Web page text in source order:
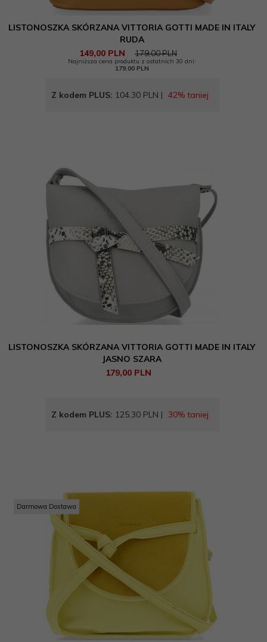
LISTONOSZKA SKÓRZANA VITTORIA GOTTI MADE IN ITALY
RUDA
149,00 PLN 179,00 PLN
Najniższa cena produktu z ostatnich 30 dni:
179.00 PLN
Z kodem PLUS: 104.30 PLN | 42% taniej
LISTONOSZKA SKÓRZANA VITTORIA GOTTI MADE IN ITALY
JASNO SZARA
179,00 PLN
Z kodem PLUS: 125.30 PLN | 30% taniej
Darmowa Dostawa